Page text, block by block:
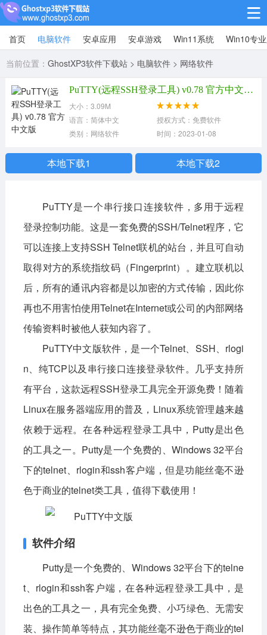
Win10专业版
Win10纯净版
Win11系统
win11下载64位 win11下载32位
安卓游戏
动作射击 经营策略 体育竞技
角色扮演 棋牌桌游
影音播放 系统工具 社交通讯
主题美化 新闻阅读 摄影图像
生活实用 运动健康
电脑软件
图形图像 媒体软件 行业软件
安全软件 游戏娱乐 聊天软件
教育教学
首页 电脑软件 安卓应用 安卓游戏 Win11系统 Win10专
当前位置： GhostXP3软件下载站 > 电脑软件 > 网络软件
PuTTY(远程SSH登录工具) v0.78 官方中文版 PuTTY(远程SSH登录工具)
大小：3.09M
语言：简体中文
授权方式：免费软件
类别：网络软件
时间：2023-01-08
本地下载1 本地下载2
PuTTY是一个串行接口连接软件，多用于远程
登录控制功能。这是一套免费的SSH/Telnet程序，它
可以连接上支持SSH Telnet联机的站台，并且可自动
取得对方的系统指纹码（Fingerprint）。建立联机以
后，所有的通讯内容都是以加密的方式传输，因此你
再也不用害怕使用Telnet在Internet或公司的内部网络
传输资料时被他人获知内容了。
PuTTY中文版软件，是一个Telnet、SSH、rlogi
n、纯TCP以及串行接口连接登录软件。几乎支持所
有平台，这款远程SSH登录工具完全开源免费！随着
Linux在服务器端应用的普及，Linux系统管理越来越
依赖于远程。在各种远程登录工具中，Putty是出色
的工具之一。Putty是一个免费的、Windows 32平台
下的telnet、rlogin和ssh客户端，但是功能丝毫不逊
色于商业的telnet类工具，值得下载使用！
软件介绍
Putty是一个免费的、Windows 32平台下的telne
t、rlogin和ssh客户端，在各种远程登录工具中，是
出色的工具之一，具有完全免费、小巧绿色、无需安
装、操作简单等特点，其功能丝毫不逊色于商业的tel